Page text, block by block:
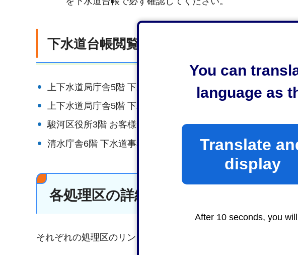
You can
language as
Translate
display
After 10 seconds, you
下水道台帳閲覧場所
上下水道局庁舎5階 下水道維持課 維持第2係
上下水道局庁舎5階 下水道維持課 排水設備係
駿河区役所3階 お客様サービス課
清水庁舎6階 下水道事務所維持係
各処理区の詳細
それぞれの処理区のリンクをご覧ください。